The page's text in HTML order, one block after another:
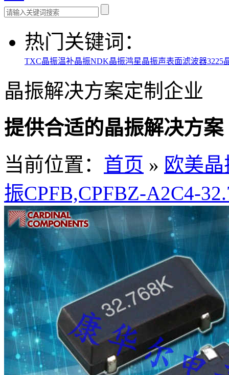
热门关键词：
TXC晶振温补晶振NDK晶振鸿星晶振声表面滤波器3225
晶振解决方案定制企业
提供合适的晶振解决方案
当前位置： 首页 » 欧美晶
振CPFB,CPFBZ-A2C4-